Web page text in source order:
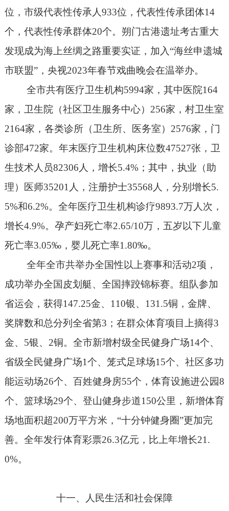
位，市级代表性传承人933位，代表性传承团体14
个，代表性传承群体20个。朔门古港遗址考古重大
发现成为海上丝绸之路重要实证，加入“海丝申遗城
市联盟”，央视2023年春节戏曲晚会在温举办。
全市共有医疗卫生机构5994家，其中医院164
家，卫生院（社区卫生服务中心） 256家，村卫生室
2164家，各类诊所（卫生所、医务室） 2576家，门
诊部472家。年末医疗卫生机构床位数47527张，卫
生技术人员82306 人，增长5.4%；其中，执业（助
理）医师35201 人，注册护士35568 人，分别增长5.
5%和6.2%。全年医疗卫生机构诊疗9893.7万人次，
增长4.9%。孕产妇死亡率2.65/10万，五岁以下儿童
死亡率3.05‰，婴儿死亡率1.80‰。
全年全市共举办全国性以上赛事和活动2项，
成功举办全国皮划艇、全国摔跤锦标赛。组队参加
省运会，获得147.25金、 110银、 131.5铜，金牌、
奖牌数和总分列全省第3 ；在群众体育项目上摘得3
金、 5银、 2铜。全市新增村级全民健身广场14个、
省级全民健身广场1个、笼式足球场15个、社区多功
能运动场26个、百姓健身房55个，体育设施进公园8
个、篮球场29个、登山健身步道150公里，新增体育
场地面积超200万平方米，“十分钟健身圈”更加完
善。全年发行体育彩票26.3亿元，比上年增长21.
0%。
十一、人民生活和社会保障